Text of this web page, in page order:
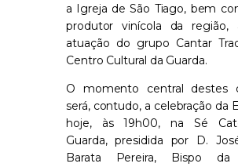
a Igreja de São Tiago, bem
produtor vinícola da região,
atuação do grupo Cantar
Centro Cultural da Guarda.
O momento central destes
será, contudo, a celebração da
hoje, às 19h00, na Sé
Guarda, presidida por D.
Barata Pereira, Bispo da